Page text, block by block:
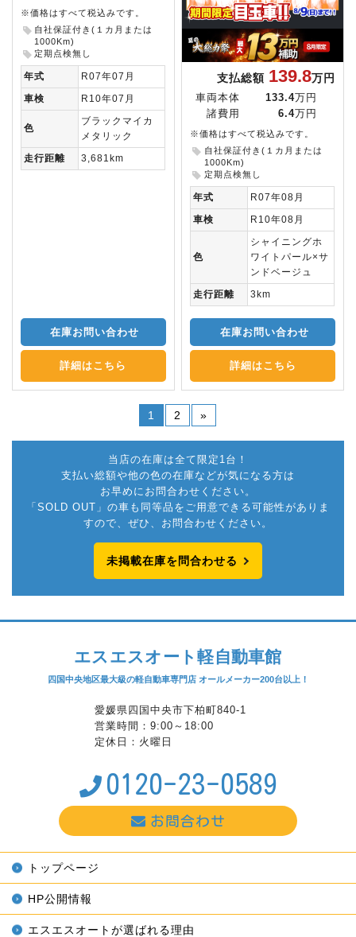
※価格はすべて税込みです。
自社保証付き(１カ月または
1000Km)
定期点検無し
年式
R07年07月
車検
R10年07月
色
ブラックマイカ
メタリック
走行距離
3,681km
在庫お問い合わせ
詳細はこちら
支払総額 139.8万円
車両本体 133.4万円
諸費用
6.4万円
※価格はすべて税込みです。
自社保証付き(１カ月または
1000Km)
定期点検無し
年式
R07年08月
車検
R10年08月
色
シャイニングホ
ワイトパール×サ
ンドベージュ
走行距離
3km
在庫お問い合わせ
詳細はこちら
1 2 »
当店の在庫は全て限定1台！
支払い総額や他の色の在庫などが気になる方は
お早めにお問合わせください。
「SOLD OUT」の車も同等品をご用意できる可能性がありま
すので、ぜひ、お問合わせください。
未掲載在庫を問合わせる
エスエスオート軽自動車館
四国中央地区最大級の軽自動車専門店 オールメーカー200台以上！
愛媛県四国中央市下柏町840-1
営業時間：9:00～18:00
定休日：火曜日
0120-23-0589
お問合わせ
トップページ
HP公開情報
エスエスオートが選ばれる理由